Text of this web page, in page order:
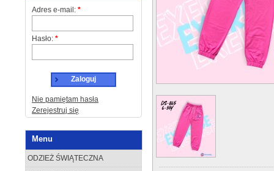
Adres e-mail: *
Hasło: *
Zaloguj
Nie pamiętam hasła
Zerejestruj się
Menu
ODZIEŻ ŚWIĄTECZNA